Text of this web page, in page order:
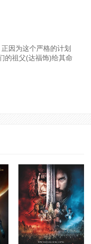
因为这个严格的计划
的祖父(达福饰)给其命